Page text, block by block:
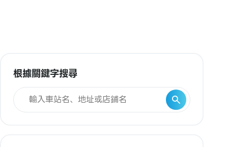
根據關鍵字搜尋